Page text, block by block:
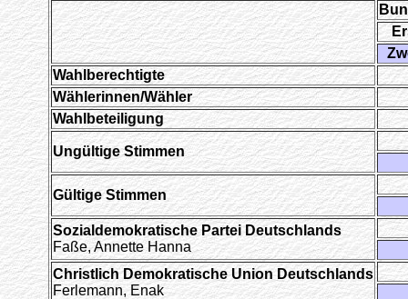
Wahlberechtigte
Wählerinnen/Wähler
Wahlbeteiligung
Ungültige Stimmen
Gültige Stimmen
Sozialdemokratische Partei Deutschlands
Faße, Annette Hanna
Christlich Demokratische Union Deutschlands
Ferlemann, Enak